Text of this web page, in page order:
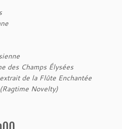
des Champs Élysées
de la Flûte Enchantée
Novelty)